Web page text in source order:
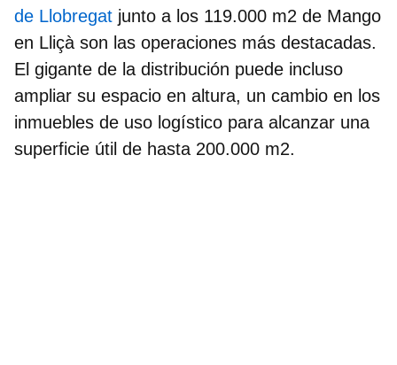
de Llobregat junto a los 119.000 m2 de Mango
en Lliçà son las operaciones más destacadas.
El gigante de la distribución puede incluso
ampliar su espacio en altura, un cambio en los
inmuebles de uso logístico para alcanzar una
superficie útil de hasta 200.000 m2.